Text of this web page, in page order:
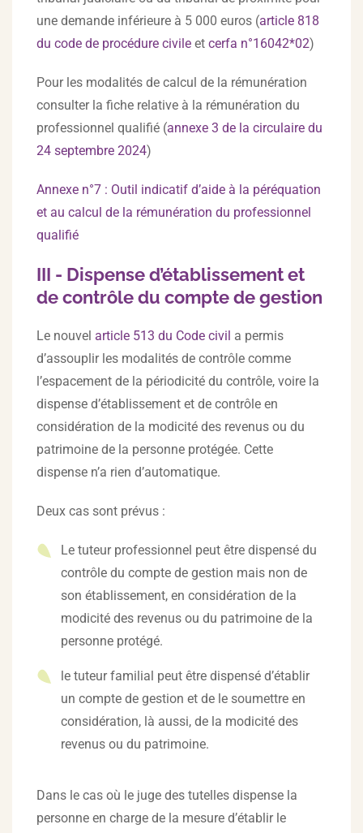
une demande inférieure à 5 000 euros (article 818
du code de procédure civile et cerfa n°16042*02)
Pour les modalités de calcul de la rémunération
consulter la fiche relative à la rémunération du
professionnel qualifié (annexe 3 de la circulaire du
24 septembre 2024)
Annexe n°7 : Outil indicatif d’aide à la péréquation
et au calcul de la rémunération du professionnel
qualifié
III - Dispense d’établissement et
de contrôle du compte de gestion
Le nouvel article 513 du Code civil a permis
d’assouplir les modalités de contrôle comme
l’espacement de la périodicité du contrôle, voire la
dispense d’établissement et de contrôle en
considération de la modicité des revenus ou du
patrimoine de la personne protégée. Cette
dispense n’a rien d’automatique.
Deux cas sont prévus :
Le tuteur professionnel peut être dispensé du
contrôle du compte de gestion mais non de
son établissement, en considération de la
modicité des revenus ou du patrimoine de la
personne protégé.
le tuteur familial peut être dispensé d’établir
un compte de gestion et de le soumettre en
considération, là aussi, de la modicité des
revenus ou du patrimoine.
Dans le cas où le juge des tutelles dispense la
personne en charge de la mesure d’établir le